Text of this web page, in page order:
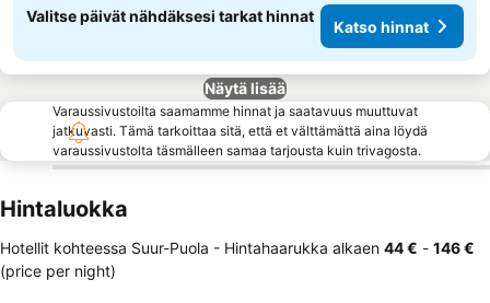
Valitse päivät nähdäksesi tarkat hinnat
Katso hinnat
Näytä lisää
Varaussivustoilta saamamme hinnat ja saatavuus muuttuvat
jatkuvasti. Tämä tarkoittaa sitä, että et välttämättä aina löydä
varaussivustolta täsmälleen samaa tarjousta kuin trivagosta.
Hintaluokka
Hotellit kohteessa Suur-Puola - Hintahaarukka alkaen ‎44 € - ‎146 €
(price per night)